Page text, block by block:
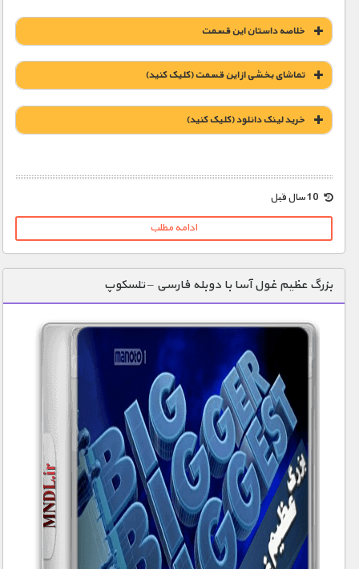
خلاصه داستان این قسمت
تماشای بخشی از این قسمت (کلیک کنید)
خريد لينک دانلود (کليک کنيد)
1900 تومان – خريد لينک دانلود (افزودن به سبد خريد)
ادامه مطلب
بزرگ عظیم غول آسا با دوبله فارسی – تلسکوپ